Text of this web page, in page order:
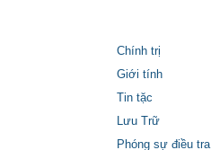
Chính trị
Giới tính
Tin tặc
Lưu Trữ
Phóng sự điều tra